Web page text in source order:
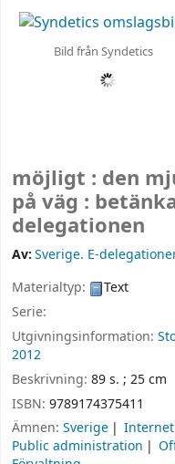
Bild från Syndetics
möjligt : den
på väg :
delegationen
Av:Sverige. E-
Materialtyp:
Text
Serie:
Utgivningsinformation:
2012
Beskrivning: 89 s. ; 25 cm
ISBN: 9789174375411
Ämnen: Sverige
Public administration